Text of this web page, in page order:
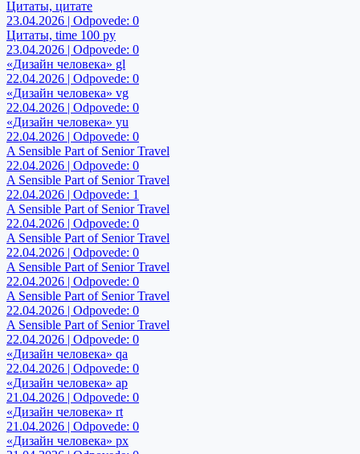
Цитаты, цитате
23.04.2026 | Odpovede: 0
Цитаты, time 100 ру
23.04.2026 | Odpovede: 0
«Дизайн человека» gl
22.04.2026 | Odpovede: 0
«Дизайн человека» vg
22.04.2026 | Odpovede: 0
«Дизайн человека» yu
22.04.2026 | Odpovede: 0
A Sensible Part of Senior Travel
22.04.2026 | Odpovede: 0
A Sensible Part of Senior Travel
22.04.2026 | Odpovede: 1
A Sensible Part of Senior Travel
22.04.2026 | Odpovede: 0
A Sensible Part of Senior Travel
22.04.2026 | Odpovede: 0
A Sensible Part of Senior Travel
22.04.2026 | Odpovede: 0
A Sensible Part of Senior Travel
22.04.2026 | Odpovede: 0
A Sensible Part of Senior Travel
22.04.2026 | Odpovede: 0
«Дизайн человека» qa
22.04.2026 | Odpovede: 0
«Дизайн человека» ap
21.04.2026 | Odpovede: 0
«Дизайн человека» rt
21.04.2026 | Odpovede: 0
«Дизайн человека» px